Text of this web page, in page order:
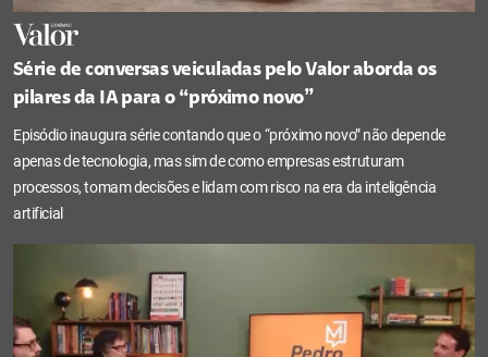
Série de conversas veiculadas pelo Valor aborda os
pilares da IA para o “próximo novo”
Episódio inaugura série contando que o “próximo novo” não depende
apenas de tecnologia, mas sim de como empresas estruturam
processos, tomam decisões e lidam com risco na era da inteligência
artificial